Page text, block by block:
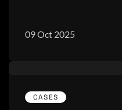
09 Oct 2025
CASES